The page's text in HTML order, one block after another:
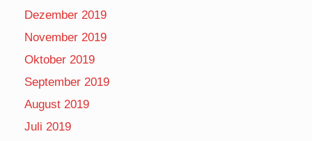
Dezember 2019
November 2019
Oktober 2019
September 2019
August 2019
Juli 2019